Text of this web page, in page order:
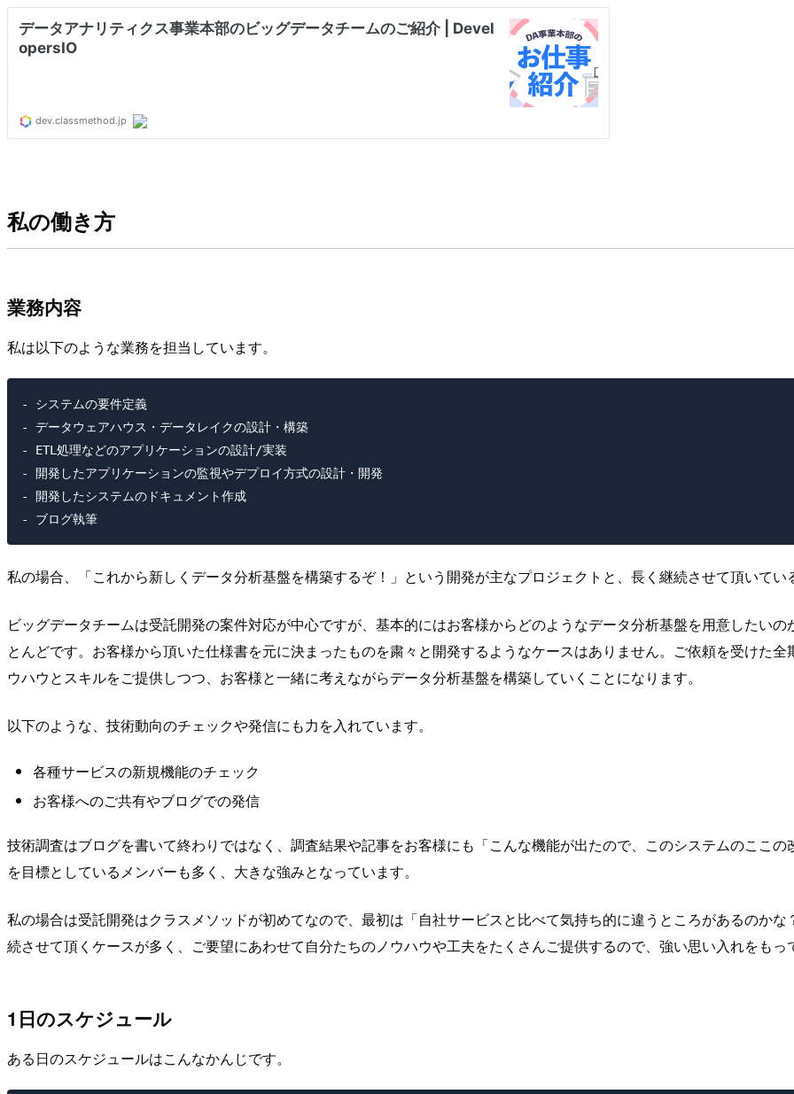
私の働き方
業務内容
私は以下のような業務を担当しています。
- システムの要件定義
- データウェアハウス・データレイクの設計・構築
- ETL処理などのアプリケーションの設計/実装
- 開発したアプリケーションの監視やデプロイ方式の設計・開発
- 開発したシステムのドキュメント作成
私の場合、「これから新しくデータ分析基盤を構築するぞ！」という開発が主なプロジェクトと、長く継続させて頂いて
ビッグデータチームは受託開発の案件対応が中心ですが、基本的にはお客様からどのようなデータ分析基盤を用意したい
とんどです。お客様から頂いた仕様書を元に決まったものを粛々と開発するようなケースはありません。ご依頼を受けた
ウハウとスキルをご提供しつつ、お客様と一緒に考えながらデータ分析基盤を構築していくことになります。
以下のような、技術動向のチェックや発信にも力を入れています。
各種サービスの新規機能のチェック
お客様へのご共有やブログでの発信
技術調査はブログを書いて終わりではなく、調査結果や記事をお客様にも「こんな機能が出たので、このシステムのここ
を目標としているメンバーも多く、大きな強みとなっています。
私の場合は受託開発はクラスメソッドが初めてなので、最初は「自社サービスと比べて気持ち的に違うところがあるのか
続させて頂くケースが多く、ご要望にあわせて自分たちのノウハウや工夫をたくさんご提供するので、強い思い入れをも
1日のスケジュール
ある日のスケジュールはこんなかんじです。